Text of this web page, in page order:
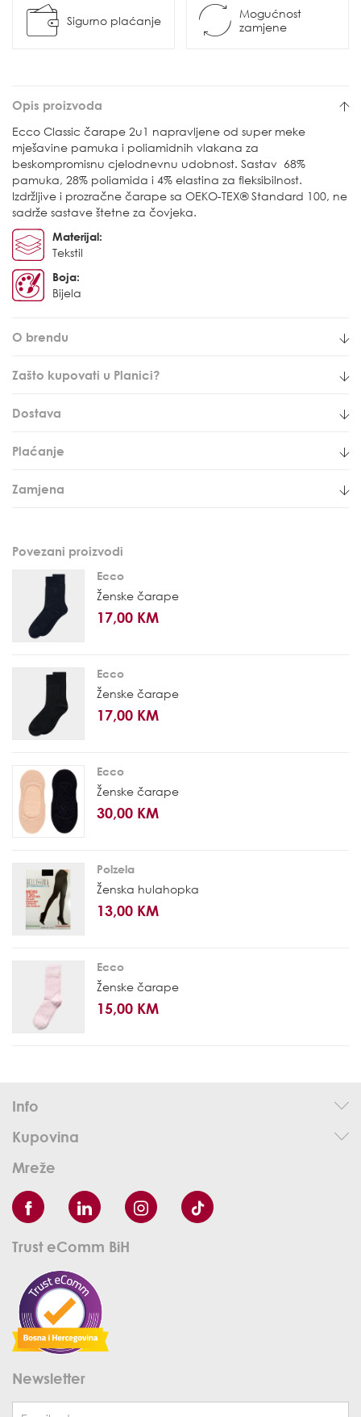
Sigurno plaćanje
Mogućnost
zamjene
Opis proizvoda
Ecco Classic čarape 2u1 napravljene od super meke
mješavine pamuka i poliamidnih vlakana za
beskompromisnu cjelodnevnu udobnost. Sastav 68%
pamuka, 28% poliamida i 4% elastina za fleksibilnost.
Izdržljive i prozračne čarape sa OEKO-TEX® Standard 100, ne
sadrže sastave štetne za čovjeka.
Materijal:
Tekstil
Boja:
Bijela
O brendu
Zašto kupovati u Planici?
Dostava
Plaćanje
Zamjena
Povezani proizvodi
Ecco
Ženske čarape
17,00 KM
Ecco
Ženske čarape
17,00 KM
Ecco
Ženske čarape
30,00 KM
Polzela
Ženska hulahopka
13,00 KM
Ecco
Ženske čarape
15,00 KM
Info
Kupovina
Mreže
Trust eComm BiH
Newsletter